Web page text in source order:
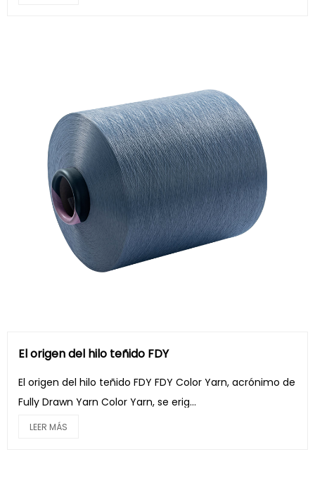
El origen del hilo teñido FDY
El origen del hilo teñido FDY FDY Color Yarn, acrónimo de
Fully Drawn Yarn Color Yarn, se erig...
LEER MÁS